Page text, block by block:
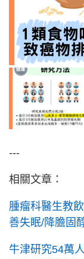
---
相關文章：
腫瘤科醫生教
善失眠/降膽固
牛津研究54萬